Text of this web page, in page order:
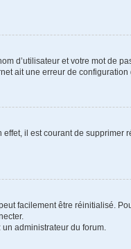
d’utilisateur et votre mot de
ait une erreur de configuration
il est courant de
facilement être réinitialisé.
administrateur du forum.